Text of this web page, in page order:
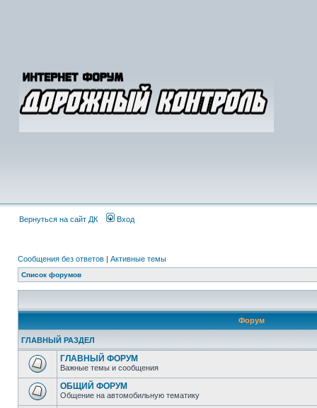
Вернуться на сайт ДК Вход
Сообщения без ответов | Активные темы
Список форумов
Форум
ГЛАВНЫЙ РАЗДЕЛ
ГЛАВНЫЙ ФОРУМ
Важные темы и сообщения
ОБЩИЙ ФОРУМ
Общение на автомобильную тематику